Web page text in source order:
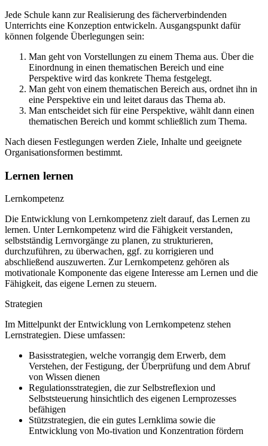
Jede Schule kann zur Realisierung des fächerverbindenden
Unterrichts eine Konzeption entwickeln. Ausgangspunkt dafür
können folgende Überlegungen sein:
Man geht von Vorstellungen zu einem Thema aus. Über die
Einordnung in einen thematischen Bereich und eine
Perspektive wird das konkrete Thema festgelegt.
Man geht von einem thematischen Bereich aus, ordnet ihn in
eine Perspektive ein und leitet daraus das Thema ab.
Man entscheidet sich für eine Perspektive, wählt dann einen
thematischen Bereich und kommt schließlich zum Thema.
Nach diesen Festlegungen werden Ziele, Inhalte und geeignete
Organisationsformen bestimmt.
Lernen lernen
Lernkompetenz
Die Entwicklung von Lernkompetenz zielt darauf, das Lernen zu
lernen. Unter Lernkompetenz wird die Fähigkeit verstanden,
selbstständig Lernvorgänge zu planen, zu strukturieren,
durchzuführen, zu überwachen, ggf. zu korrigieren und
abschließend auszuwerten. Zur Lernkompetenz gehören als
motivationale Komponente das eigene Interesse am Lernen und die
Fähigkeit, das eigene Lernen zu steuern.
Strategien
Im Mittelpunkt der Entwicklung von Lernkompetenz stehen
Lernstrategien. Diese umfassen:
Basisstrategien, welche vorrangig dem Erwerb, dem
Verstehen, der Festigung, der Überprüfung und dem Abruf
von Wissen dienen
Regulationsstrategien, die zur Selbstreflexion und
Selbststeuerung hinsichtlich des eigenen Lernprozesses
befähigen
Stützstrategien, die ein gutes Lernklima sowie die
Entwicklung von Mo-tivation und Konzentration fördern